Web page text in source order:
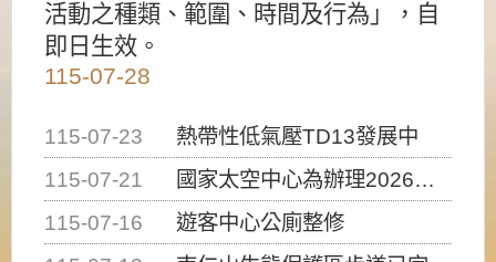
活動之種類、範圍、時間及行為」，自
即日生效。
115-07-28
115-07-23
熱帶性低氣壓TD13發展中
115-07-21
國家太空中心為辦理2026台灣盃火箭競賽，陸、海、空域警戒及協調相關事宜，因颱風備案事宜
115-07-16
遊客中心公廁整修